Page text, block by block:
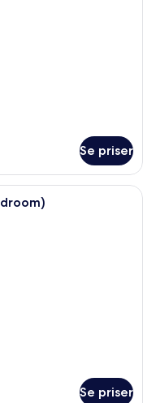
Se priser
badeværelse med et
Se priser